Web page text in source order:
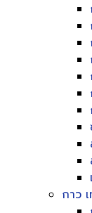
กาว